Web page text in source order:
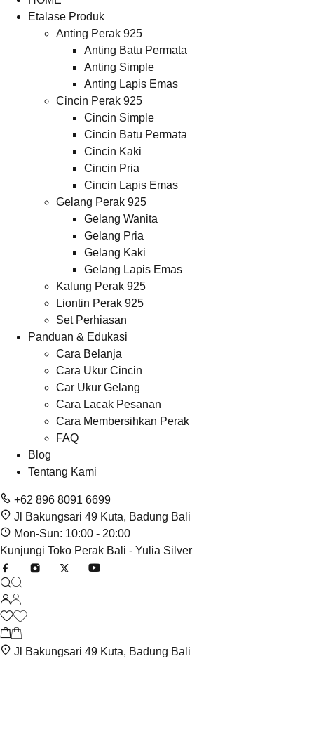
Etalase Produk
Anting Perak 925
Anting Batu Permata
Anting Simple
Anting Lapis Emas
Cincin Perak 925
Cincin Simple
Cincin Batu Permata
Cincin Kaki
Cincin Pria
Cincin Lapis Emas
Gelang Perak 925
Gelang Wanita
Gelang Pria
Gelang Kaki
Gelang Lapis Emas
Kalung Perak 925
Liontin Perak 925
Set Perhiasan
Panduan & Edukasi
Cara Belanja
Cara Ukur Cincin
Car Ukur Gelang
Cara Lacak Pesanan
Cara Membersihkan Perak
FAQ
Blog
Tentang Kami
+62 896 8091 6699
Jl Bakungsari 49 Kuta, Badung Bali
Mon-Sun: 10:00 - 20:00
Kunjungi Toko Perak Bali - Yulia Silver
Jl Bakungsari 49 Kuta, Badung Bali